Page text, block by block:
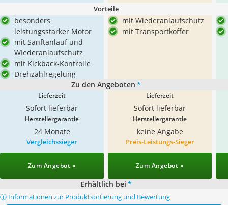
Vorteile
besonders
leistungsstarker Motor
mit Sanftanlauf und
WIederanlaufschutz
mit Kickback-Kontrolle
Drehzahlregelung
mit Wiederanlaufschutz
mit Transportkoffer
Zu den Angeboten *
Lieferzeit
Sofort lieferbar
Lieferzeit
Sofort lieferbar
Herstellergarantie
24 Monate
Herstellergarantie
keine Angabe
Vergleichssieger
Zum Angebot »
Preis-Leistungs-Sieger
Zum Angebot »
Erhältlich bei *
ⓘ Informationen zur Produktsortierung und Bewertung